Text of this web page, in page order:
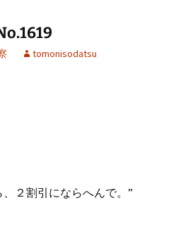
tomonisodatsu
２割引にならへんで。”